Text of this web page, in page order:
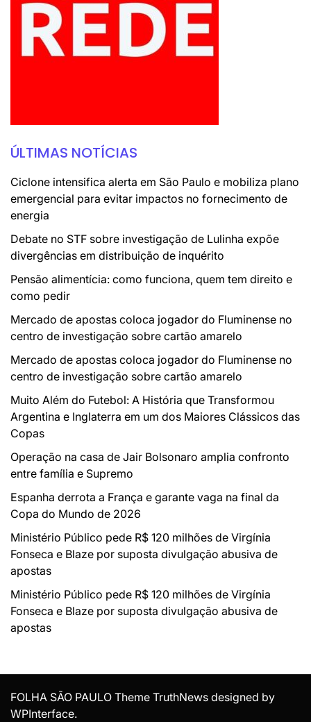
ÚLTIMAS NOTÍCIAS
Ciclone intensifica alerta em São Paulo e mobiliza plano
emergencial para evitar impactos no fornecimento de
energia
Debate no STF sobre investigação de Lulinha expõe
divergências em distribuição de inquérito
Pensão alimentícia: como funciona, quem tem direito e
como pedir
Mercado de apostas coloca jogador do Fluminense no
centro de investigação sobre cartão amarelo
Mercado de apostas coloca jogador do Fluminense no
centro de investigação sobre cartão amarelo
Muito Além do Futebol: A História que Transformou
Argentina e Inglaterra em um dos Maiores Clássicos das
Copas
Operação na casa de Jair Bolsonaro amplia confronto
entre família e Supremo
Espanha derrota a França e garante vaga na final da
Copa do Mundo de 2026
Ministério Público pede R$ 120 milhões de Virgínia
Fonseca e Blaze por suposta divulgação abusiva de
apostas
Ministério Público pede R$ 120 milhões de Virgínia
Fonseca e Blaze por suposta divulgação abusiva de
apostas
FOLHA SÃO PAULO Theme TruthNews designed by
WPInterface.